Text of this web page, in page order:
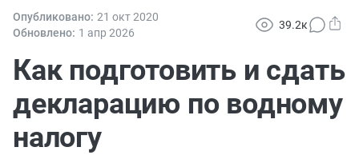
07.08 Госпошлину за устранение ошибок в документах предлагают
отменить#новости
отношений
Опубликовано: 21 окт2020
Обновлено: 1 апр 2026
39.2к
Как подготовить и сдать
декларацию по водному
налогу